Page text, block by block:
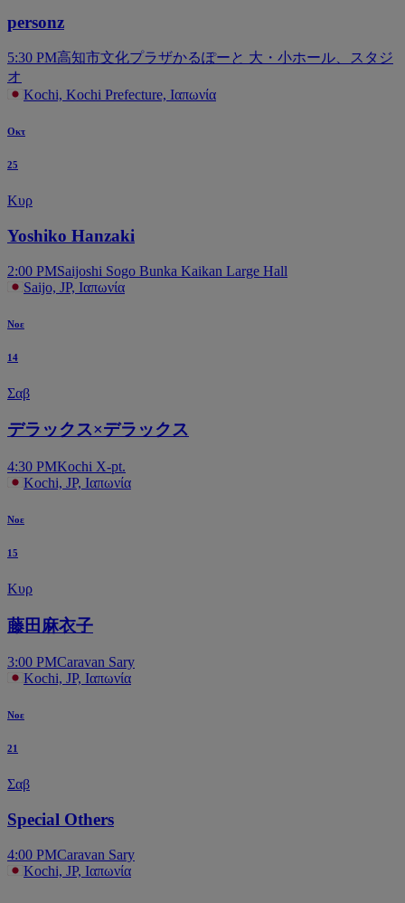
personz
5:30 PM高知市文化プラザかるぽーと 大・小ホール、スタジ
オ
Kochi, Kochi Prefecture, Ιαπωνία
Οκτ
25
Κυρ
Yoshiko Hanzaki
2:00 PMSaijoshi Sogo Bunka Kaikan Large Hall
Saijo, JP, Ιαπωνία
Νοε
14
Σαβ
デラックス×デラックス
4:30 PMKochi X-pt.
Kochi, JP, Ιαπωνία
Νοε
15
Κυρ
藤田麻衣子
3:00 PMCaravan Sary
Kochi, JP, Ιαπωνία
Νοε
21
Σαβ
Special Others
4:00 PMCaravan Sary
Kochi, JP, Ιαπωνία